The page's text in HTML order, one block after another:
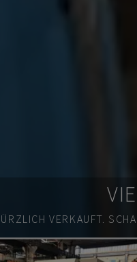
VERKAUFT.